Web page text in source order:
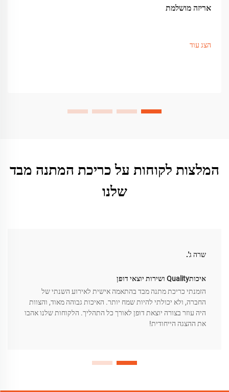
אריזה מושלמת
הצג עוד
המלצות לקוחות על כריכת המתנה מבד
שלנו
שרה ג'.
איכותQuality ושירות יוצאי דופן
הזמנתי כריכת מתנה מבד בהתאמה אישית לאירוע השנתי של
החברה, ולא יכולתי להיות שמח יותר. האיכות גבוהה מאוד, והצוות
היה עוזר בצורה יוצאת דופן לאורך כל התהליך. הלקוחות שלנו אהבו
את ההצגה הייחודית!